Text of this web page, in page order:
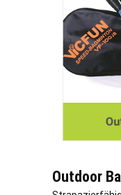
Outdoor